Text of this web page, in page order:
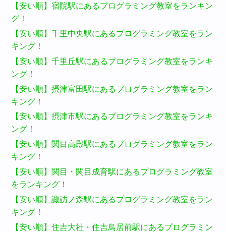
【安い順】宿院駅にあるプログラミング教室をランキン
グ！
【安い順】千里中央駅にあるプログラミング教室をラン
キング！
【安い順】千里丘駅にあるプログラミング教室をランキ
ング！
【安い順】摂津富田駅にあるプログラミング教室をラン
キング！
【安い順】摂津市駅にあるプログラミング教室をランキ
ング！
【安い順】関目高殿駅にあるプログラミング教室をラン
キング！
【安い順】関目・関目成育駅にあるプログラミング教室
をランキング！
【安い順】諏訪ノ森駅にあるプログラミング教室をラン
キング！
【安い順】住吉大社・住吉鳥居前駅にあるプログラミン